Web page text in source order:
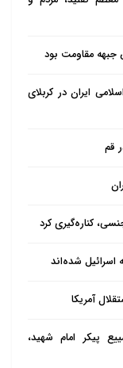
و مدرسه مذهبی
آن تخریب
هنوز زیبایی‌ها
می‌کند.
فوزی پاشا
سفر کنید تا
مقاومت بود
ایران در کربلای
قم
کناره‌گیری کرد
اسرائیل شده‌اند
آمریکا
پیکر امام شهید،